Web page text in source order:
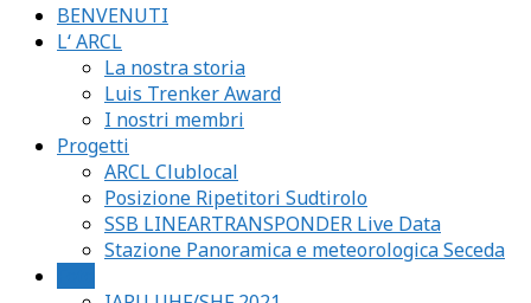
BENVENUTI
L‘ ARCL
La nostra storia
Luis Trenker Award
I nostri membri
Progetti
ARCL Clublocal
Posizione Ripetitori Sudtirolo
SSB LINEARTRANSPONDER Live Data
Stazione Panoramica e meteorologica Seceda